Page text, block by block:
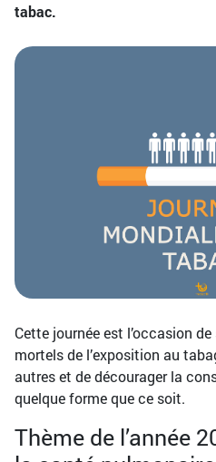
tabac.
Cette journée est l’occasion
mortels de l’exposition au
autres et de décourager la
quelque forme que ce soit.
Thème de l’année